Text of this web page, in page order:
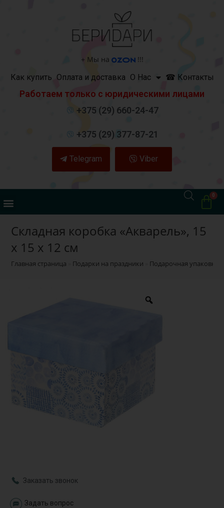
+ Мы на
!!!
Как купить Оплата и доставка О Нас ☎ Контакты
Работаем только с юридическими лицами
+375 (29) 660-24-47
+375 (29) 377-87-21
Telegram Viber
Складная коробка «Акварель», 15
х 15 х 12 см
Главная страница Подарки на праздники Подарочная упаковка
Заказать звонок
Задать вопрос